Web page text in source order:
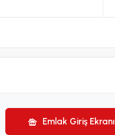
Emlak Giriş Ekranı